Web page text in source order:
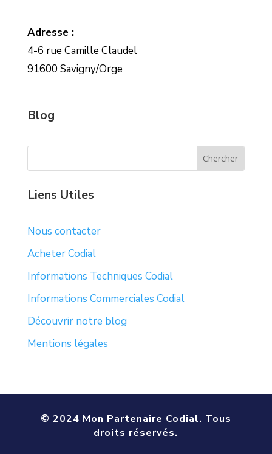
Adresse :
4-6 rue Camille Claudel
91600 Savigny/Orge
Blog
Liens Utiles
Nous contacter
Acheter Codial
Informations Techniques Codial
Informations Commerciales Codial
Découvrir notre blog
Mentions légales
© 2024 Mon Partenaire Codial. Tous
droits réservés.